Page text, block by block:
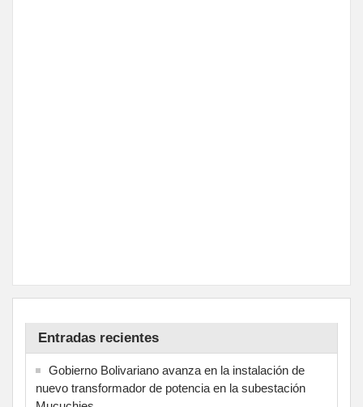
Entradas recientes
Gobierno Bolivariano avanza en la instalación de
nuevo transformador de potencia en la subestación